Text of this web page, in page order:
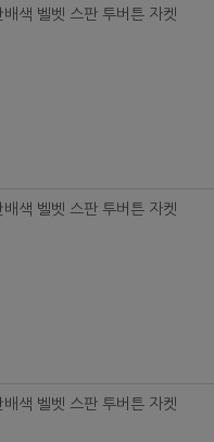
색 벨벳 스판 투버튼 자켓
색 벨벳 스판 투버튼 자켓
색 벨벳 스판 투버튼 자켓